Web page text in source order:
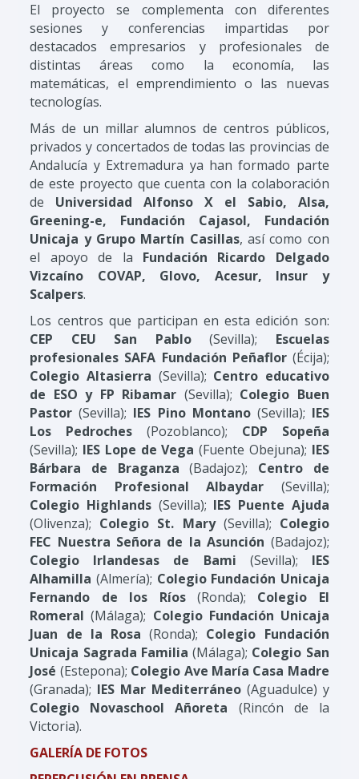
El proyecto se complementa con diferentes
sesiones y conferencias impartidas por
destacados empresarios y profesionales de
distintas áreas como la economía, las
matemáticas, el emprendimiento o las nuevas
tecnologías.
Más de un millar alumnos de centros públicos,
privados y concertados de todas las provincias de
Andalucía y Extremadura ya han formado parte
de este proyecto que cuenta con la colaboración
de Universidad Alfonso X el Sabio, Alsa,
Greening-e, Fundación Cajasol, Fundación
Unicaja y Grupo Martín Casillas, así como con
el apoyo de la Fundación Ricardo Delgado
Vizcaíno COVAP, Glovo, Acesur, Insur y
Scalpers.
Los centros que participan en esta edición son:
CEP CEU San Pablo(Sevilla); Escuelas
profesionales SAFA Fundación Peñaflor (Écija);
Colegio Altasierra (Sevilla); Centro educativo
de ESO y FP Ribamar (Sevilla); Colegio Buen
Pastor (Sevilla); IES Pino Montano(Sevilla); IES
Los Pedroches (Pozoblanco); CDP Sopeña
(Sevilla); IES Lope de Vega(Fuente Obejuna); IES
Bárbara de Braganza (Badajoz); Centro de
Formación Profesional Albaydar (Sevilla);
Colegio Highlands (Sevilla); IES Puente Ajuda
(Olivenza); Colegio St. Mary (Sevilla); Colegio
FEC Nuestra Señora de la Asunción (Badajoz);
Colegio Irlandesas de Bami (Sevilla); IES
Alhamilla (Almería); Colegio Fundación Unicaja
Fernando de los Ríos (Ronda); Colegio El
Romeral (Málaga); Colegio Fundación Unicaja
Juan de la Rosa (Ronda); Colegio Fundación
Unicaja Sagrada Familia (Málaga); Colegio San
José (Estepona); Colegio Ave María Casa Madre
(Granada); IES Mar Mediterráneo (Aguadulce) y
Colegio Novaschool Añoreta (Rincón de la
Victoria).
GALERÍA DE FOTOS